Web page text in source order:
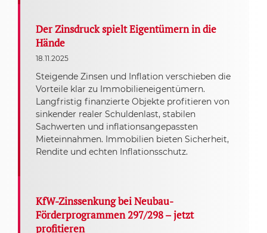
Der Zinsdruck spielt Eigentümern in die
Hände
18.11.2025
Steigende Zinsen und Inflation verschieben die
Vorteile klar zu Immobilieneigentümern.
Langfristig finanzierte Objekte profitieren von
sinkender realer Schuldenlast, stabilen
Sachwerten und inflationsangepassten
Mieteinnahmen. Immobilien bieten Sicherheit,
Rendite und echten Inflationsschutz.
KfW-Zinssenkung bei Neubau-
Förderprogrammen 297/298 – jetzt
profitieren